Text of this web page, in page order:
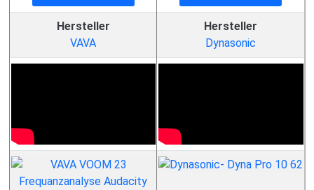
Hersteller
VAVA
Hersteller
Dynasonic